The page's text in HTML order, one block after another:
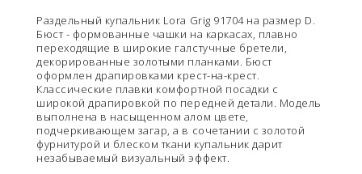
Раздельный купальник Lora Grig 91704 на размер D.
Бюст - формованные чашки на каркасах, плавно
переходящие в широкие галстучные бретели,
декорированные золотыми планками. Бюст
оформлен драпировками крест-на-крест.
Классические плавки комфортной посадки с
широкой драпировкой по передней детали. Модель
выполнена в насыщенном алом цвете,
подчеркивающем загар, а в сочетании с золотой
фурнитурой и блеском ткани купальник дарит
незабываемый визуальный эффект.